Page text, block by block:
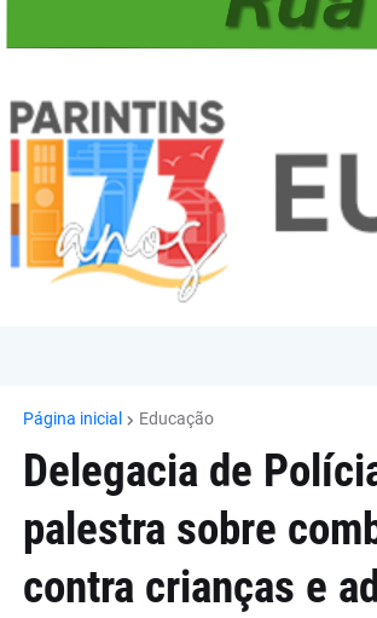
Página inicial Educação
Delegacia de
palestra sobre
contra crianças e